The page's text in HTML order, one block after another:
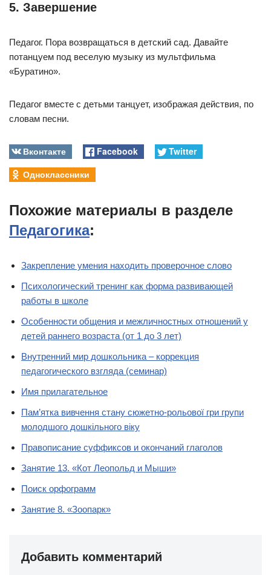
5. Завершение
Педагог. Пора возвращаться в детский сад. Давайте
потанцуем под веселую музыку из мультфильма
«Буратино».
Педагог вместе с детьми танцует, изображая действия, по
словам песни.
Вконтакте Facebook
Twitter
Одноклассники
Похожие материалы в разделе
Педагогика:
Закрепление умения находить проверочное слово
Психологический тренинг как форма развивающей
работы в школе
Особенности общения и межличностных отношений у
детей раннего возраста (от 1 до 3 лет)
Внутренний мир дошкольника – коррекция
педагогического взгляда (семинар)
Имя прилагательное
Пам’ятка вивчення стану сюжетно-рольової гри групи
молодшого дошкільного віку
Правописание суффиксов и окончаний глаголов
Занятие 13. «Кот Леопольд и Мыши»
Поиск орфограмм
Занятие 8. «Зоопарк»
Добавить комментарий